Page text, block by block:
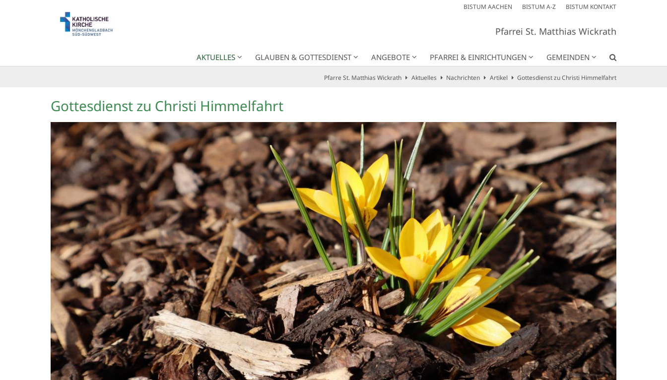
BISTUM AACHEN BISTUM A-Z BISTUM KONTAKT
Pfarrei St. Matthias Wickrath
AKTUELLES GLAUBEN & GOTTESDIENST ANGEBOTE PFARREI & EINRICHTUNGEN GEMEINDEN
Pfarre St. Matthias Wickrath Aktuelles Nachrichten Artikel Gottesdienst zu Christi Himmelfahrt
Gottesdienst zu Christi Himmelfahrt